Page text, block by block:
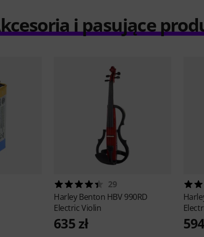
i pasujące
29
Harley Benton HBV 990RD
Electric Violin
635 zł